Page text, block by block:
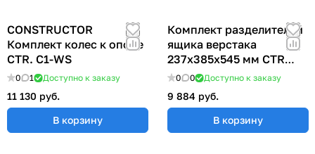
CONSTRUCTOR
Комплект колес к опоре
CTR. C1-WS
0 1 Доступно к заказу
11 130 руб.
В корзину
Комплект разделителей
ящика верстака
237х385х545 мм CTR
255S
0 0 Доступно к заказу
9 884 руб.
В корзину